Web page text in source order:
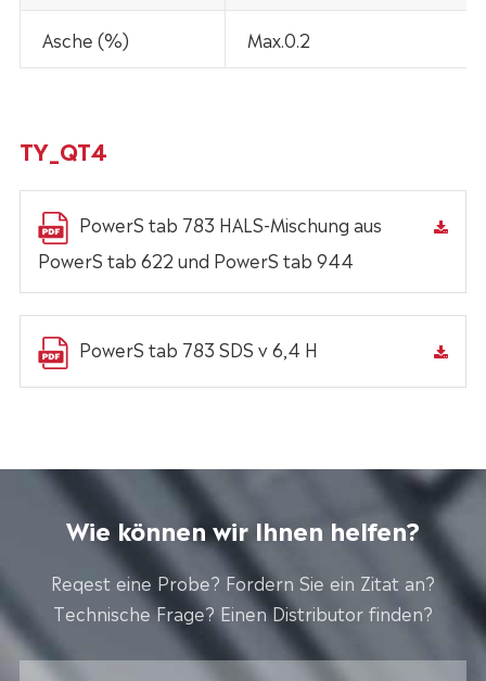
Asche (%) Max.0.2
TY_QT4
PowerS tab 783 HALS-Mischung aus
PowerS tab 622 und PowerS tab 944
PowerS tab 783 SDS v 6,4 H
Wie können wir Ihnen helfen?
Reqest eine Probe? Fordern Sie ein Zitat an?
Technische Frage? Einen Distributor finden?